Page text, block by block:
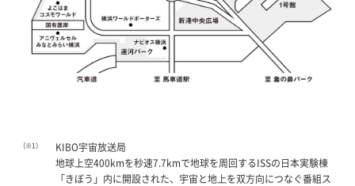
（※1）
KIBO宇宙放送局
地球上空400kmを秒速7.7kmで地球を周回するISSの日本実験棟
「きぼう」内に開設された、宇宙と地上を双方向につなぐ番組ス